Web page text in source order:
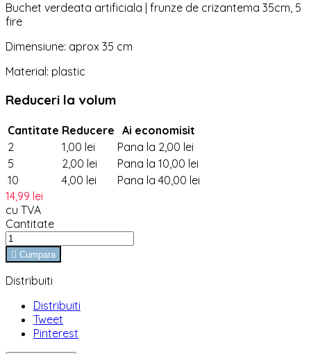
Buchet verdeata artificiala | frunze de crizantema 35cm, 5
fire
Dimensiune: aprox 35 cm
Material: plastic
Reduceri la volum
Cantitate Reducere Ai economisit
2
1,00 lei
Pana la 2,00 lei
5
2,00 lei
Pana la 10,00 lei
10
4,00 lei
Pana la 40,00 lei
14,99 lei
cu TVA
Cantitate
 Cumpara
Distribuiti
Distribuiti
Tweet
Pinterest